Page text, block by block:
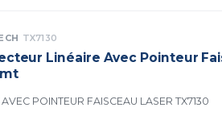
TX7130
Linéaire Avec Pointeur
POINTEUR FAISCEAU LASER TX7130